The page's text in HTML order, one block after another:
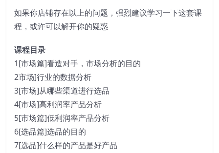
如果你店铺存在以上的问题，强烈建议学习一下这套课
程，或许可以解开你的疑惑
课程目录
1[市场篇]看造对手，市场分析的目的
2市场]行业的数据分析
3[市场]从哪些渠道进行选品
4[市场]高利润率产品分析
5[市场篇]低利润率产品分析
6[选品篇]选品的目的
7[选品]什么样的产品是好产品